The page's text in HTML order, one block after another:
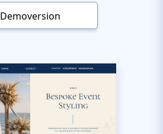
Demoversion